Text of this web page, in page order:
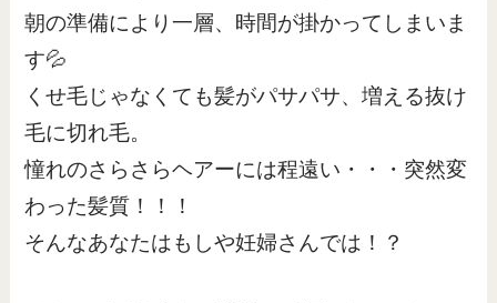
朝の準備により一層、時間が掛かってしまいま
す💦
くせ毛じゃなくても髪がパサパサ、増える抜け
毛に切れ毛。
憧れのさらさらヘアーには程遠い・・・突然変
わった髪質！！！
そんなあなたはもしや妊婦さんでは！？